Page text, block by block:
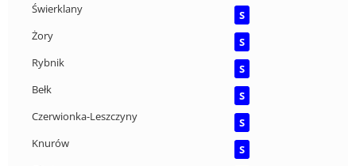
Świerklany
S
Żory
S
Rybnik
S
Bełk
S
Czerwionka-Leszczyny
S
Knurów
S